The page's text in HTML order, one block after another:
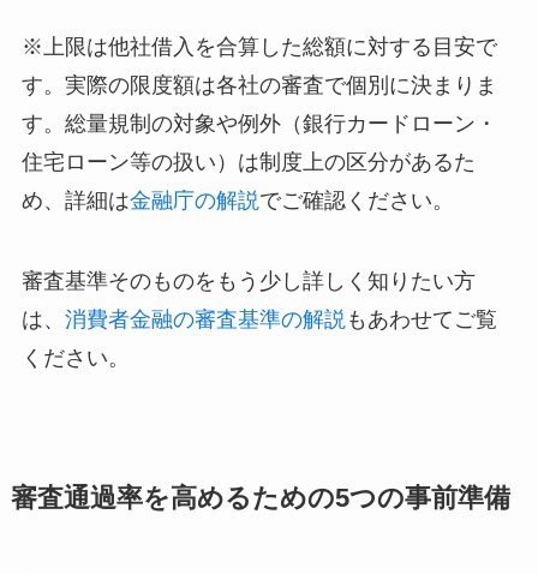
※上限は他社借入を合算した総額に対する目安で
す。実際の限度額は各社の審査で個別に決まりま
す。総量規制の対象や例外（銀行カードローン・
住宅ローン等の扱い）は制度上の区分があるた
め、詳細は金融庁の解説でご確認ください。
審査基準そのものをもう少し詳しく知りたい方
は、 消費者金融の審査基準の解説もあわせてご覧
ください。
審査通過率を高めるための5つの事前準備